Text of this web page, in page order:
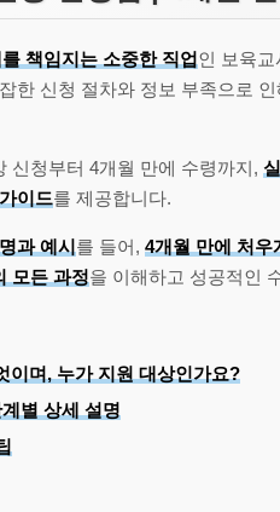
책임지는 소중한 직업인 보육
한 신청 절차와 정보 부족으로
신청부터 4개월 만에 수령까지,
이드를 제공합니다.
과 예시를 들어, 4개월 만에 처우
모든 과정을 이해하고 성공적인
이며, 누가 지원 대상인가요?
별 상세 설명